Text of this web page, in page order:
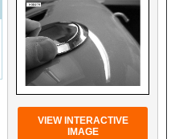
VIEW INTERACTIVE
IMAGE